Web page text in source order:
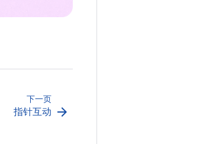
下一页
指针互动 arrow_forward